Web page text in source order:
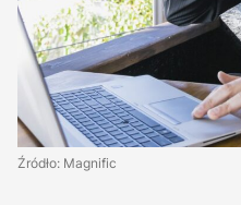
Źródło: Magnific